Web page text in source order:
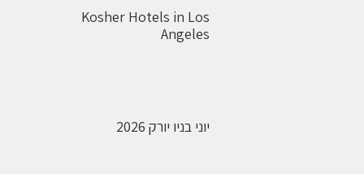
Kosher Hotels in Los
Angeles
יוני בניו יורק 2026